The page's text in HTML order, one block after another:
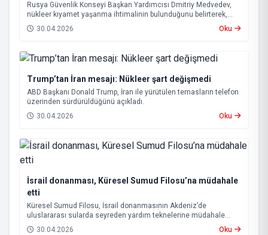
Rusya Güvenlik Konseyi Başkan Yardımcısı Dmitriy Medvedev,
nükleer kıyamet yaşanma ihtimalinin bulunduğunu belirterek,
“Buna hazırlıklı olunmalı” ifadelerini kullandı.
30.04.2026 Oku
Trump’tan İran mesajı: Nükleer şart değişmedi
ABD Başkanı Donald Trump, İran ile yürütülen temasların telefon
üzerinden sürdürüldüğünü açıkladı.
30.04.2026
Oku
İsrail donanması, Küresel Sumud Filosu’na müdahale
etti
Küresel Sumud Filosu, İsrail donanmasının Akdeniz’de
uluslararası sularda seyreden yardım teknelerine müdahale
ettiğini açıkladı.
30.04.2026 Oku